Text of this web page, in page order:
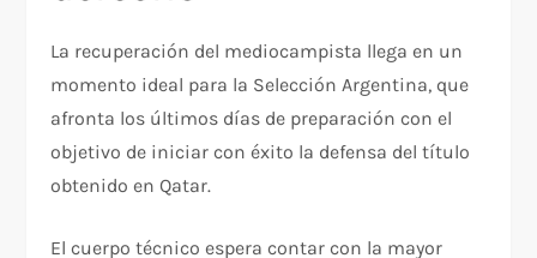
La recuperación del mediocampista llega en un
momento ideal para la Selección Argentina, que
afronta los últimos días de preparación con el
objetivo de iniciar con éxito la defensa del título
obtenido en Qatar.
El cuerpo técnico espera contar con la mayor